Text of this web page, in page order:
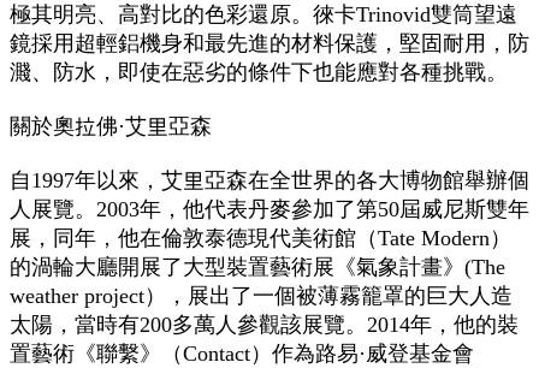
極其明亮、高對比的色彩還原。徠卡Trinovid雙筒望遠
鏡採用超輕鋁機身和最先進的材料保護，堅固耐用，防
濺、防水，即使在惡劣的條件下也能應對各種挑戰。
關於奧拉佛·艾里亞森
自1997年以來，艾里亞森在全世界的各大博物館舉辦個
人展覽。2003年，他代表丹麥參加了第50屆威尼斯雙年
展，同年，他在倫敦泰德現代美術館（Tate Modern）
的渦輪大廳開展了大型裝置藝術展《氣象計畫》(The
weather project），展出了一個被薄霧籠罩的巨大人造
太陽，當時有200多萬人參觀該展覽。2014年，他的裝
置藝術《聯繫》（Contact）作為路易·威登基金會